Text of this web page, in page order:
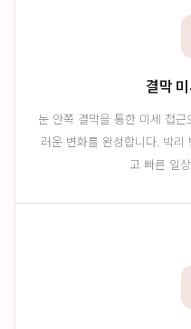
결막
눈 안쪽 결막을 통한 미세 접
러운 변화를 완성합니다. 박리
고 빠른 일